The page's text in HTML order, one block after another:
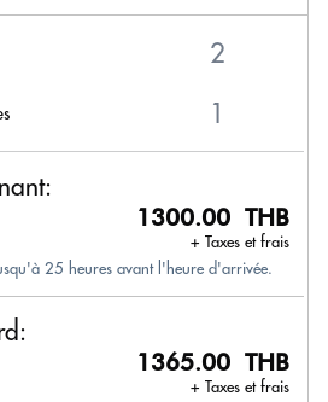
1300.00 THB
+ Taxes et frais
25 heures avant l'heure d'arrivée.
1365.00 THB
+ Taxes et frais